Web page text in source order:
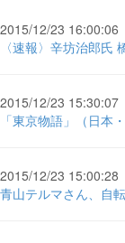
2015/12/23 16:00:06
〈速報〉辛坊治郎氏
2015/12/23 15:30:07
「東京物語」（日本
2015/12/23 15:00:28
青山テルマさん、自